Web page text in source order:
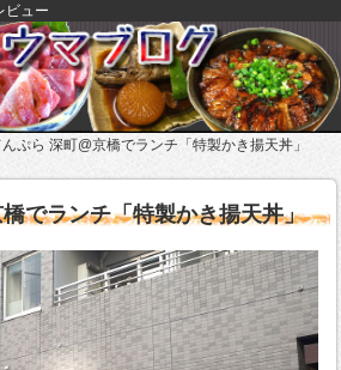
ビュー
ぷら 深町@京橋でランチ「特製かき揚天丼」
でランチ「特製かき揚天丼」